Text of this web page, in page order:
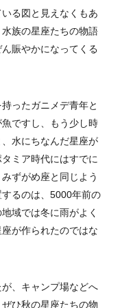
る図と見えなくもあ
族の星座たちの物語
賑やかになってくる
ったガニメデ青年と
ですし、もう少し時
水にちなんだ星座が
ミア時代にはすでに
ずがめ座と同じよう
るのは、 5000年前の
域では冬に雨がよく
が作られたのではな
、キャンプ場などへ
ひ秋の星座たちの物